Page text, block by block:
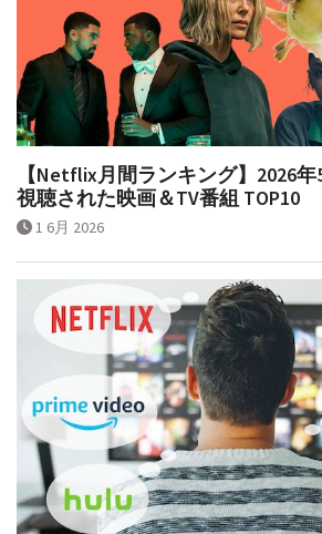
【Netflix月間ランキング】2026
視聴された映画＆TV番組 TOP10
1 6月 2026